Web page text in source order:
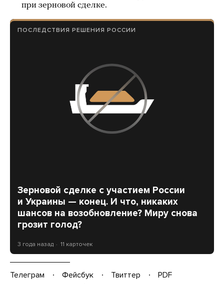
при зерновой сделке.
ПОСЛЕДСТВИЯ РЕШЕНИЯ РОССИИ
Зерновой сделке c участием России
и Украины — конец. И что, никаких
шансов на возобновление? Миру снова
грозит голод?
3 года назад 11 карточек
Телеграм Фейсбук Твиттер
PDF